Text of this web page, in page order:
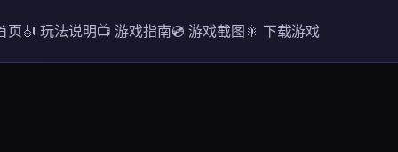
页🎻 玩法说明📺 游戏指南💿 游戏截图🎇 下载游戏